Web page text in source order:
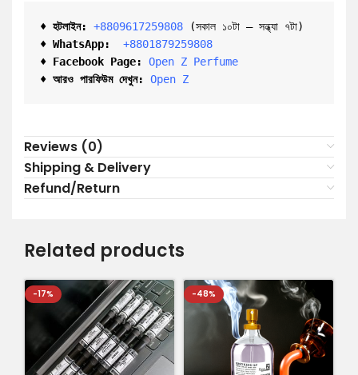
♦ হটলাইন: +8809617259808
(সকাল ১০টা – সন্ধ্যা ৭টা)
♦ WhatsApp:
+8801879259808
♦ Facebook Page:
Open Z Perfume
♦ আরও পারফিউম দেখুন:
Open Z
Reviews (0)
Shipping & Delivery
Refund/Return
Related products
-17% -48%